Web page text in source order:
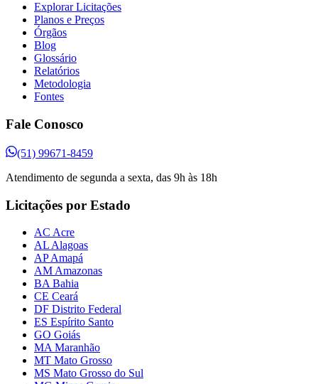
Explorar Licitações
Planos e Preços
Órgãos
Blog
Glossário
Relatórios
Metodologia
Fontes
Fale Conosco
(51) 99671-8459
Atendimento de segunda a sexta, das 9h às 18h
Licitações por Estado
AC Acre
AL Alagoas
AP Amapá
AM Amazonas
BA Bahia
CE Ceará
DF Distrito Federal
ES Espírito Santo
GO Goiás
MA Maranhão
MT Mato Grosso
MS Mato Grosso do Sul